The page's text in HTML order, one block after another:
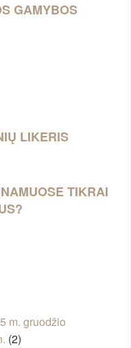
GAMYBOS
LIKERIS
TIKRAI
m. gruodžio
(2)